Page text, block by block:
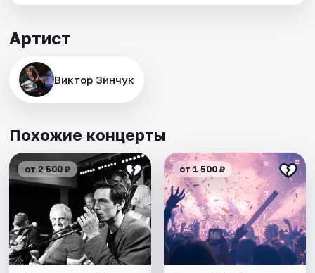
Артист
Виктор Зинчук
Похожие концерты
от 2 500 ₽ от 1 500 ₽